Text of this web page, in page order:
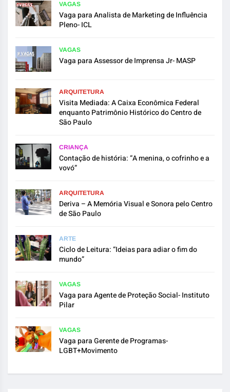
VAGAS
Vaga para Analista de Marketing de Influência
Pleno- ICL
VAGAS
Vaga para Assessor de Imprensa Jr- MASP
ARQUITETURA
Visita Mediada: A Caixa Econômica Federal
enquanto Patrimônio Histórico do Centro de
São Paulo
CRIANÇA
Contação de história: “A menina, o cofrinho e a
vovó”
ARQUITETURA
Deriva – A Memória Visual e Sonora pelo Centro
de São Paulo
ARTE
Ciclo de Leitura: “Ideias para adiar o fim do
mundo”
VAGAS
Vaga para Agente de Proteção Social- Instituto
Pilar
VAGAS
Vaga para Gerente de Programas-
LGBT+Movimento